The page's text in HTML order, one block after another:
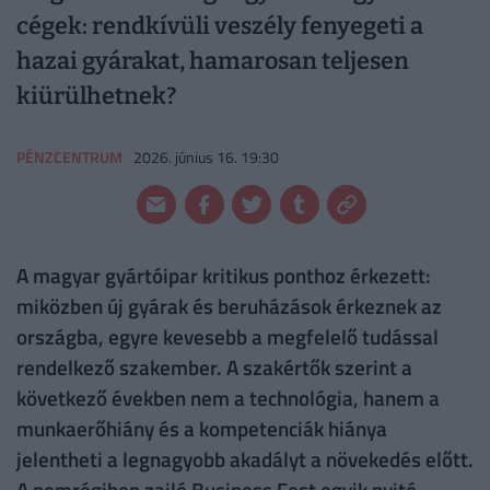
cégek: rendkívüli veszély fenyegeti a
hazai gyárakat, hamarosan teljesen
kiürülhetnek?
PÉNZCENTRUM 2026. június 16. 19:30
A magyar gyártóipar kritikus ponthoz érkezett:
miközben új gyárak és beruházások érkeznek az
országba, egyre kevesebb a megfelelő tudással
rendelkező szakember. A szakértők szerint a
következő években nem a technológia, hanem a
munkaerőhiány és a kompetenciák hiánya
jelentheti a legnagyobb akadályt a növekedés előtt.